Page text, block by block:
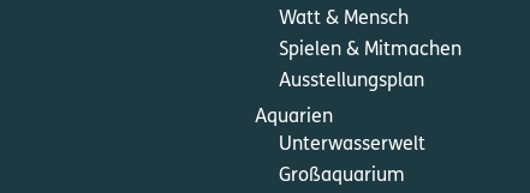
Watt & Mensch
Spielen & Mitmachen
Ausstellungsplan
Aquarien
Unterwasserwelt
Großaquarium